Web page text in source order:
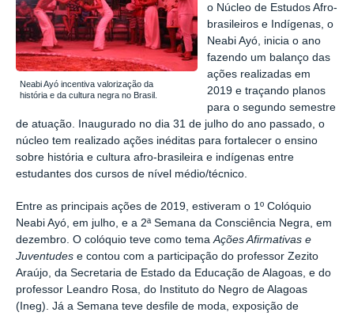
Neabi Ayó incentiva valorização da
história e da cultura negra no Brasil.
o Núcleo de Estudos Afro-
brasileiros e Indígenas, o
Neabi Ayó, inicia o ano
fazendo um balanço das
ações realizadas em
2019 e traçando planos
para o segundo semestre
de atuação. Inaugurado no dia 31 de julho do ano passado, o
núcleo tem realizado ações inéditas para fortalecer o ensino
sobre história e cultura afro-brasileira e indígenas entre
estudantes dos cursos de nível médio/técnico.
Entre as principais ações de 2019, estiveram o 1º Colóquio
Neabi Ayó, em julho, e a 2ª Semana da Consciência Negra, em
dezembro. O colóquio teve como temaAções Afirmativas e
Juventudes e contou com a participação do professor Zezito
Araújo, da Secretaria de Estado da Educação de Alagoas, e do
professor Leandro Rosa, do Instituto do Negro de Alagoas
(Ineg). Já a Semana teve desfile de moda, exposição de